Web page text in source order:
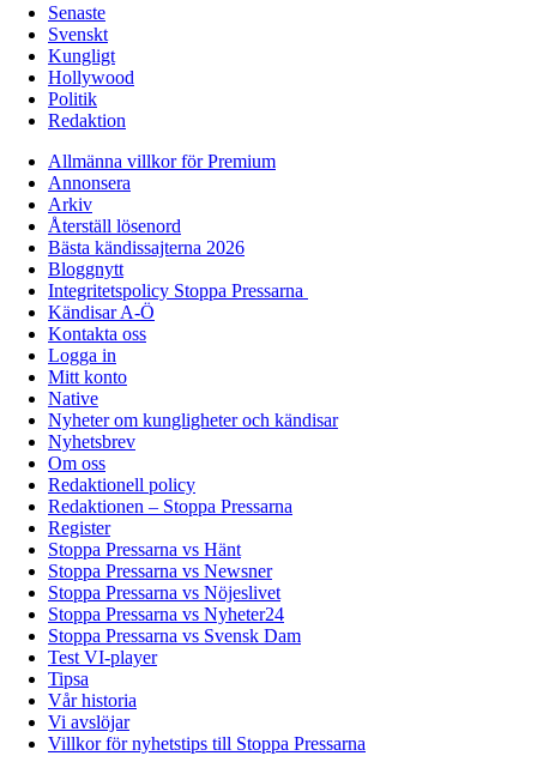
Senaste
Svenskt
Kungligt
Hollywood
Politik
Redaktion
Allmänna villkor för Premium
Annonsera
Arkiv
Återställ lösenord
Bästa kändissajterna 2026
Bloggnytt
Integritetspolicy Stoppa Pressarna
Kändisar A-Ö
Kontakta oss
Logga in
Mitt konto
Native
Nyheter om kungligheter och kändisar
Nyhetsbrev
Om oss
Redaktionell policy
Redaktionen – Stoppa Pressarna
Register
Stoppa Pressarna vs Hänt
Stoppa Pressarna vs Newsner
Stoppa Pressarna vs Nöjeslivet
Stoppa Pressarna vs Nyheter24
Stoppa Pressarna vs Svensk Dam
Test VI-player
Tipsa
Vår historia
Vi avslöjar
Villkor för nyhetstips till Stoppa Pressarna